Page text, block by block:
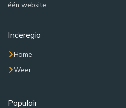
één website.
Inderegio
Home
Weer
Populair